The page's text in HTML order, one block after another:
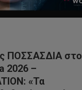
ΠΟΣΣΑΣΔΙΑ στο
2026 –
«Τα